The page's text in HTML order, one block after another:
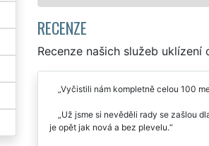
RECENZE
Recenze našich služeb uklízení
Vyčistili nám kompletně celou 100
Už jsme si nevěděli rady se zašlou
je opět jak nová a bez plevelu.